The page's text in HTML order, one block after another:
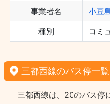
事業者名 小豆
種別 コミ
三都西線のバス停一覧
三都西線は、20のバス停